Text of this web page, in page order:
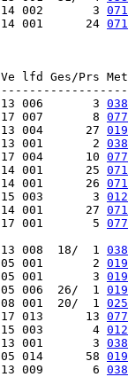
002       3
001      24
Ges/Prs
006       3
007       8
004      27
001       2
004      10
001      25
001      26
15 003       3
001      27
001       5
008  18/  1
001       2
001       3
05 006  26/  1
001  20/  1
013      13
15 003       4
001       3
014      58
009       6